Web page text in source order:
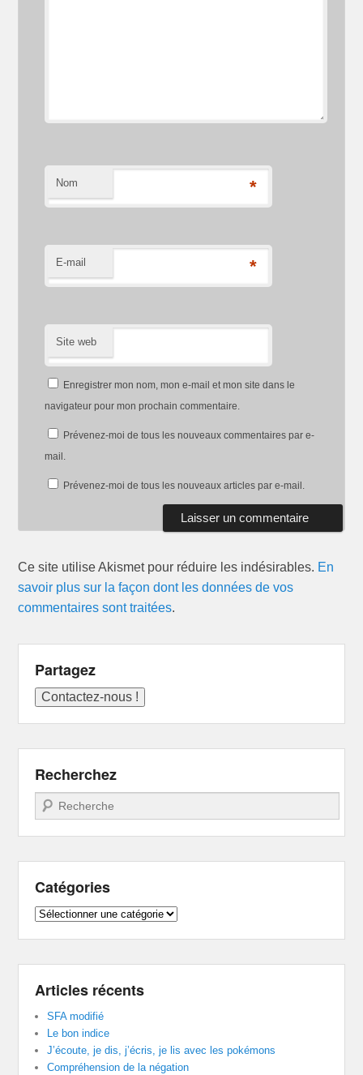
Nom *
E-mail *
Site web
Enregistrer mon nom, mon e-mail et mon site dans le
navigateur pour mon prochain commentaire.
Prévenez-moi de tous les nouveaux commentaires par e-
mail.
Prévenez-moi de tous les nouveaux articles par e-mail.
Ce site utilise Akismet pour réduire les indésirables. En
savoir plus sur la façon dont les données de vos
commentaires sont traitées.
Partagez
Recherchez
Recherche
Catégories
Catégories
Articles récents
SFA modifié
Le bon indice
J’écoute, je dis, j’écris, je lis avec les pokémons
Compréhension de la négation